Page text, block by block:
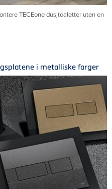
TECEone dusjtoaletter uten en
i metalliske farger